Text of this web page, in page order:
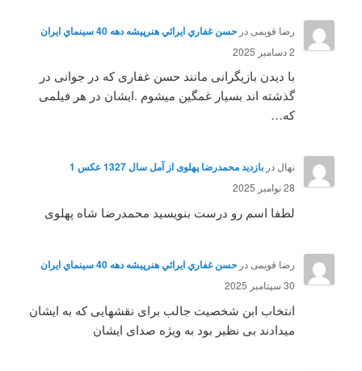
رضا قویمی در حسن غفاري ايرائي هنرپيشه دهه 40 سينماي ايران
2 دسامبر 2025
با دیدن بازیگرانی مانند حسن غفاری که در جوانی در
گذشته اند بسیار غمگین میشوم .ایشان در هر فیلمی
که…
نهال در بازدید محمدرضا پهلوی از آمل سال 1327 عکس 1
28 نوامبر 2025
لطفا اسم رو درست بنویسید محمدرضا شاه پهلوی
رضا قویمی در حسن غفاري ايرائي هنرپيشه دهه 40 سينماي ايران
30 سپتامبر 2025
انتخاب ابن شخصیت جالب برای نقشهایی که به ایشان
میدادند بی نظیر بود به ویژه صدای ایشان